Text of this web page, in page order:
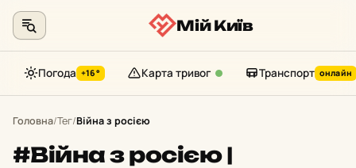
Мій Київ
Погода +16° Карта тривог Транспорт онлайн
Головна/Тег/Війна з росією
#Війна з росією |